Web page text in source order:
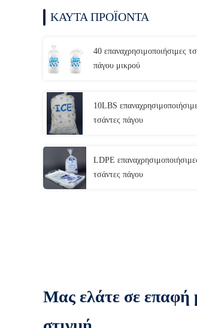
ΚΑΥΤΑ ΠΡΟΪΟΝΤΑ
40 επαναχρησιμοποιήσιμες
πάγου μικρού
10LBS
τσάντες πάγου
LDPE
τσάντες πάγου
Μας ελάτε σε επαφή